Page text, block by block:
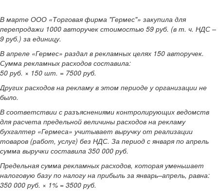
В марте ООО «Торговая фирма "Гермес"» закупила для
перепродажи 1000 авторучек стоимостью 59 руб. (в т. ч. НДС –
9 руб.) за единицу.
В апреле «Гермес» раздал в рекламных целях 150 авторучек.
Сумма рекламных расходов составила:
50 руб. × 150 шт. = 7500 руб.
Других расходов на рекламу в этом периоде у организации не
было.
В соответствии с разъяснениями контролирующих ведомств
для расчета предельной величины расходов на рекламу
бухгалтер «Гермеса» учитывает выручку от реализации
товаров (работ, услуг) без НДС. За период с января по апрель
сумма выручки составила 350 000 руб.
Предельная сумма рекламных расходов, которая уменьшает
налоговую базу по налогу на прибыль за январь–апрель, равна:
350 000 руб. × 1% = 3500 руб.